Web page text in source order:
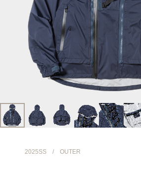
2025SS / OUTER
ABOUT
FACEBOOK
INSTAGRAM